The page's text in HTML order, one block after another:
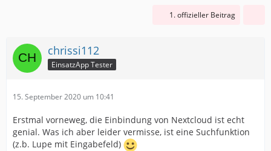
1. offizieller Beitrag
chrissi112
EinsatzApp Tester
15. September 2020 um 10:41
Erstmal vorneweg, die Einbindung von Nextcloud ist echt
genial. Was ich aber leider vermisse, ist eine Suchfunktion
(z.b. Lupe mit Eingabefeld)